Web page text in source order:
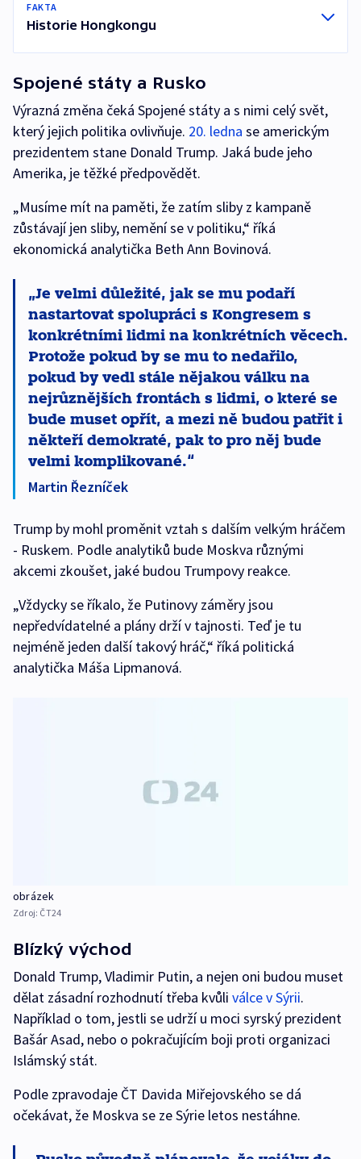
FAKTA
Historie Hongkongu
Spojené státy a Rusko
Výrazná změna čeká Spojené státy a s nimi celý svět,
který jejich politika ovlivňuje. 20. ledna se americkým
prezidentem stane Donald Trump. Jaká bude jeho
Amerika, je těžké předpovědět.
„Musíme mít na paměti, že zatím sliby z kampaně
zůstávají jen sliby, nemění se v politiku,“ říká
ekonomická analytička Beth Ann Bovinová.
Je velmi důležité, jak se mu podaří
nastartovat spolupráci s Kongresem s
konkrétními lidmi na konkrétních věcech.
Protože pokud by se mu to nedařilo,
pokud by vedl stále nějakou válku na
nejrůznějších frontách s lidmi, o které se
bude muset opřít, a mezi ně budou patřit i
někteří demokraté, pak to pro něj bude
velmi komplikované.
Martin Řezníček
Trump by mohl proměnit vztah s dalším velkým hráčem
- Ruskem. Podle analytiků bude Moskva různými
akcemi zkoušet, jaké budou Trumpovy reakce.
„Vždycky se říkalo, že Putinovy záměry jsou
nepředvídatelné a plány drží v tajnosti. Teď je tu
nejméně jeden další takový hráč,“ říká politická
analytička Máša Lipmanová.
obrázek
Zdroj: ČT24
Blízký východ
Donald Trump, Vladimir Putin, a nejen oni budou muset
dělat zásadní rozhodnutí třeba kvůli válce v Sýrii.
Například o tom, jestli se udrží u moci syrský prezident
Bašár Asad, nebo o pokračujícím boji proti organizaci
Islámský stát.
Podle zpravodaje ČT Davida Miřejovského se dá
očekávat, že Moskva se ze Sýrie letos nestáhne.